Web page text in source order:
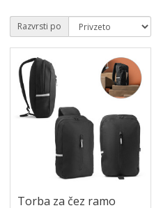
Razvrsti po
Torba za čez ramo